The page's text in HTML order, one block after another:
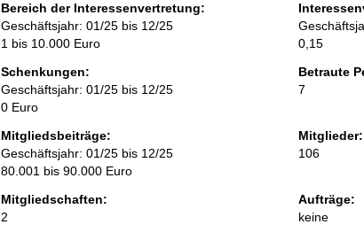
p
o
e
t
e
Bereich der Interessenvertretung:
Geschäftsjahr: 01/25 bis 12/25
1 bis 10.000 Euro
0,15
Schenkungen:
Geschäftsjahr: 01/25 bis 12/25
0 Euro
Betraute
7
Mitgliedsbeiträge:
Geschäftsjahr: 01/25 bis 12/25
80.001 bis 90.000 Euro
Mitglieder:
106
Mitgliedschaften:
2
Aufträge:
keine